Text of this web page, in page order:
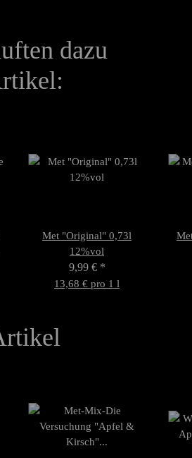
dazu
Met "Original" 0,73l
12%vol
9,99 € *
13,68 € pro 1 l